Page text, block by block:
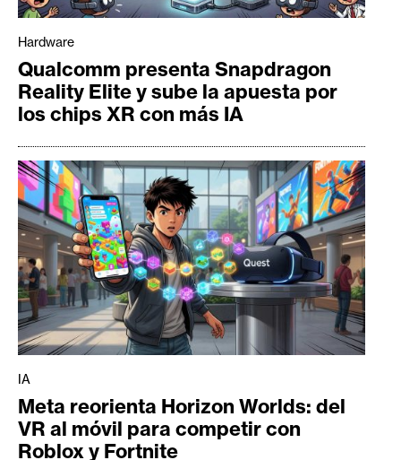
Hardware
Qualcomm presenta Snapdragon
Reality Elite y sube la apuesta por
los chips XR con más IA
IA
Meta reorienta Horizon Worlds: del
VR al móvil para competir con
Roblox y Fortnite